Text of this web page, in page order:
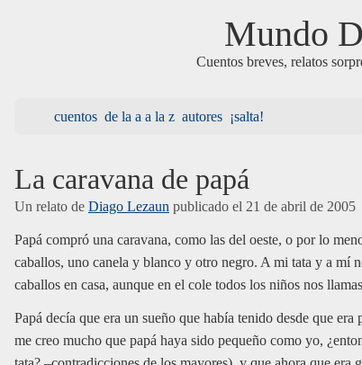
Mundo
Cuentos breves, relatos
cuentos de la a a la z autores ¡salta!
La caravana de papá
Un relato de Diago Lezaun publicado el 21 de abril de 2005
Papá compró una caravana, como las del oeste, o por lo
caballos, uno canela y blanco y otro negro. A mi tata y a mí
caballos en casa, aunque en el cole todos los niños nos
Papá decía que era un sueño que había tenido desde que
me creo mucho que papá haya sido pequeño como yo,